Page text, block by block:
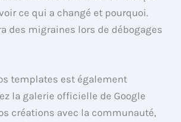
ce qui a changé et pourquoi.
des migraines lors de débogages
templates est également
la galerie officielle de Google
créations avec la communauté,